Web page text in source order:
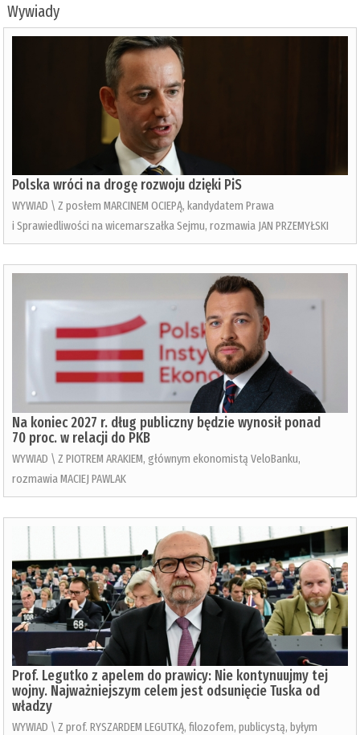
Wywiady
Polska wróci na drogę rozwoju dzięki PiS
WYWIAD \ Z posłem MARCINEM OCIEPĄ, kandydatem Prawa
i Sprawiedliwości na wicemarszałka Sejmu, rozmawia JAN PRZEMYŁSKI
Na koniec 2027 r. dług publiczny będzie wynosił ponad
70 proc. w relacji do PKB
WYWIAD \ Z PIOTREM ARAKIEM, głównym ekonomistą VeloBanku,
rozmawia MACIEJ PAWLAK
Prof. Legutko z apelem do prawicy: Nie kontynuujmy tej
wojny. Najważniejszym celem jest odsunięcie Tuska od
władzy
WYWIAD \ Z prof. RYSZARDEM LEGUTKĄ, filozofem, publicystą, byłym